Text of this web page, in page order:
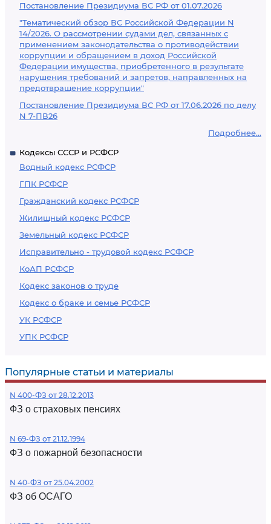
Постановление Президиума ВС РФ от 01.07.2026
"Тематический обзор ВС Российской Федерации N
14/2026. О рассмотрении судами дел, связанных с
применением законодательства о противодействии
коррупции и обращением в доход Российской
Федерации имущества, приобретенного в результате
нарушения требований и запретов, направленных на
предотвращение коррупции"
Постановление Президиума ВС РФ от 17.06.2026 по делу
N 7-ПВ26
Подробнее...
Кодексы СССР и РСФСР
Водный кодекс РСФСР
ГПК РСФСР
Гражданский кодекс РСФСР
Жилищный кодекс РСФСР
Земельный кодекс РСФСР
Исправительно - трудовой кодекс РСФСР
КоАП РСФСР
Кодекс законов о труде
Кодекс о браке и семье РСФСР
УК РСФСР
УПК РСФСР
Популярные статьи и материалы
N 400-ФЗ от 28.12.2013
ФЗ о страховых пенсиях
N 69-ФЗ от 21.12.1994
ФЗ о пожарной безопасности
N 40-ФЗ от 25.04.2002
ФЗ об ОСАГО